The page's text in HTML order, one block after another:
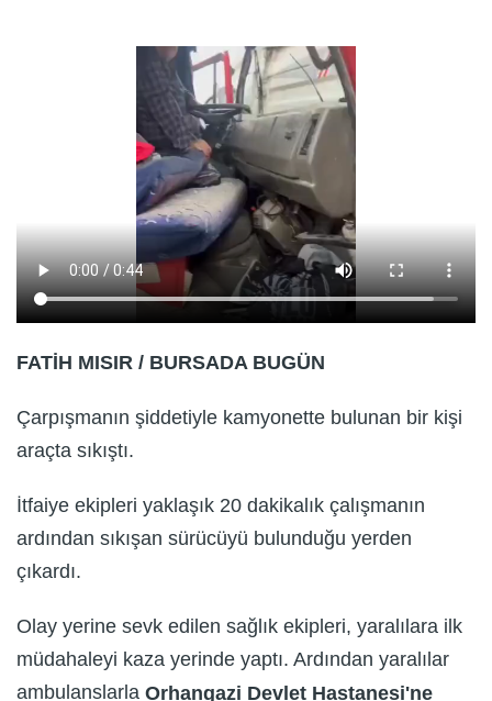
FATİH MISIR / BURSADA BUGÜN
Çarpışmanın şiddetiyle kamyonette bulunan bir kişi
araçta sıkıştı.
İtfaiye ekipleri yaklaşık 20 dakikalık çalışmanın
ardından sıkışan sürücüyü bulunduğu yerden
çıkardı.
Olay yerine sevk edilen sağlık ekipleri, yaralılara ilk
müdahaleyi kaza yerinde yaptı. Ardından yaralılar
ambulanslarla Orhangazi Devlet Hastanesi'ne